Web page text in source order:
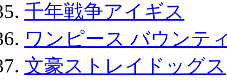
千年戦争アイギス
ワンピース バウンテ
文豪ストレイドッグス